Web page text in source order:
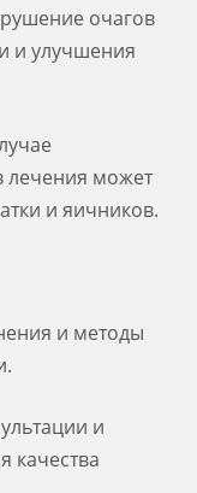
очагов
и улучшения
лечения может
и яичников.
и методы
и
качества